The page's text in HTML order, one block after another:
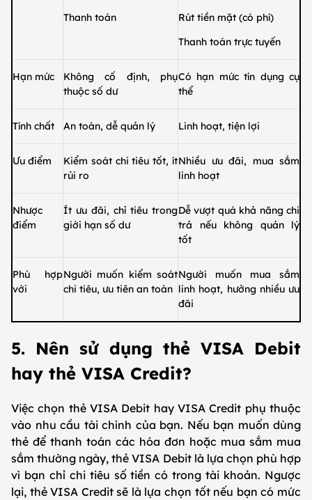
Thanh toán
Rút tiền mặt (có phí)
Thanh toán trực tuyến
Hạn mức
Không cố định, phụ
thuộc số dư
Có hạn mức tín dụng cụ
thể
Tính chất An toàn, dễ quản lý Linh hoạt, tiện lợi
Ưu điểm
Kiểm soát chi tiêu tốt, ít
rủi ro
Nhiều ưu đãi, mua sắm
linh hoạt
Nhược
điểm
Ít ưu đãi, chỉ tiêu trong
giới hạn số dư
Dễ vượt quá khả năng chi
trả nếu không quản lý
tốt
Phù hợp
với
Người muốn kiểm soát
chi tiêu, ưu tiên an toàn
Người muốn mua sắm
linh hoạt, hưởng nhiều ưu
đãi
5. Nên sử dụng thẻ VISA Debit
hay thẻ VISA Credit?
Việc chọn thẻ VISA Debit hay VISA Credit phụ thuộc
vào nhu cầu tài chính của bạn. Nếu bạn muốn dùng
thẻ để thanh toán các hóa đơn hoặc mua sắm mua
sắm thường ngày, thẻ VISA Debit là lựa chọn phù hợp
vì bạn chỉ chi tiêu số tiền có trong tài khoản. Ngược
lại, thẻ VISA Credit sẽ là lựa chọn tốt nếu bạn có mức